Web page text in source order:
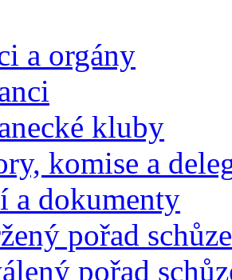
a orgány
kluby
komise a
a dokumenty
pořad schůze
pořad